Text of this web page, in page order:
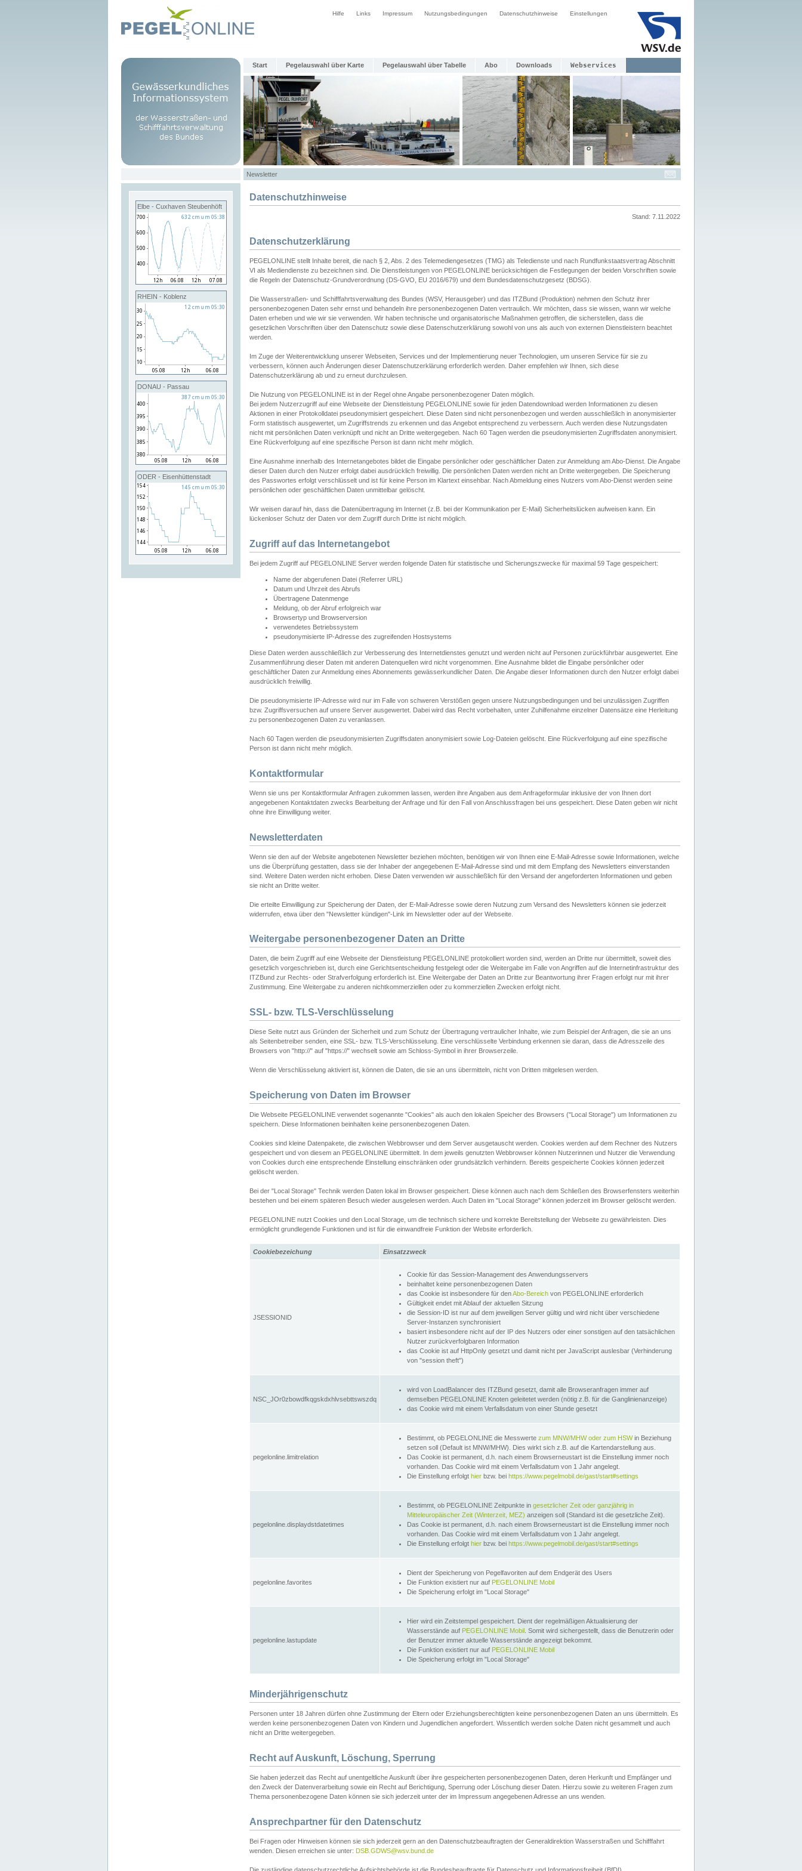
Hilfe Links Impressum Nutzungsbedingungen Datenschutzhinweise Einstellungen
Start Pegelauswahl über Karte Pegelauswahl über Tabelle Abo Downloads Webservices
Newsletter
Elbe - Cuxhaven Steubenhöft
RHEIN - Koblenz
DONAU - Passau
ODER - Eisenhüttenstadt
Datenschutzhinweise
Stand: 7.11.2022
Datenschutzerklärung
PEGELONLINE stellt Inhalte bereit, die nach § 2, Abs. 2 des Telemediengesetzes (TMG) als Teledienste und nach Rundfunkstaatsvertrag Abschnitt
VI als Mediendienste zu bezeichnen sind. Die Dienstleistungen von PEGELONLINE berücksichtigen die Festlegungen der beiden Vorschriften sowie
die Regeln der Datenschutz-Grundverordnung (DS-GVO, EU 2016/679) und dem Bundesdatenschutzgesetz (BDSG).
Die Wasserstraßen- und Schifffahrtsverwaltung des Bundes (WSV, Herausgeber) und das ITZBund (Produktion) nehmen den Schutz ihrer
personenbezogenen Daten sehr ernst und behandeln ihre personenbezogenen Daten vertraulich. Wir möchten, dass sie wissen, wann wir welche
Daten erheben und wie wir sie verwenden. Wir haben technische und organisatorische Maßnahmen getroffen, die sicherstellen, dass die
gesetzlichen Vorschriften über den Datenschutz sowie diese Datenschutzerklärung sowohl von uns als auch von externen Dienstleistern beachtet
werden.
Im Zuge der Weiterentwicklung unserer Webseiten, Services und der Implementierung neuer Technologien, um unseren Service für sie zu
verbessern, können auch Änderungen dieser Datenschutzerklärung erforderlich werden. Daher empfehlen wir Ihnen, sich diese
Datenschutzerklärung ab und zu erneut durchzulesen.
Die Nutzung von PEGELONLINE ist in der Regel ohne Angabe personenbezogener Daten möglich.
Bei jedem Nutzerzugriff auf eine Webseite der Dienstleistung PEGELONLINE sowie für jeden Datendownload werden Informationen zu diesen
Aktionen in einer Protokolldatei pseudonymisiert gespeichert. Diese Daten sind nicht personenbezogen und werden ausschließlich in anonymisierter
Form statistisch ausgewertet, um Zugriffstrends zu erkennen und das Angebot entsprechend zu verbessern. Auch werden diese Nutzungsdaten
nicht mit persönlichen Daten verknüpft und nicht an Dritte weitergegeben. Nach 60 Tagen werden die pseudonymisierten Zugriffsdaten anonymisiert.
Eine Rückverfolgung auf eine spezifische Person ist dann nicht mehr möglich.
Eine Ausnahme innerhalb des Internetangebotes bildet die Eingabe persönlicher oder geschäftlicher Daten zur Anmeldung am Abo-Dienst. Die Angabe
dieser Daten durch den Nutzer erfolgt dabei ausdrücklich freiwillig. Die persönlichen Daten werden nicht an Dritte weitergegeben. Die Speicherung
des Passwortes erfolgt verschlüsselt und ist für keine Person im Klartext einsehbar. Nach Abmeldung eines Nutzers vom Abo-Dienst werden seine
persönlichen oder geschäftlichen Daten unmittelbar gelöscht.
Wir weisen darauf hin, dass die Datenübertragung im Internet (z.B. bei der Kommunikation per E-Mail) Sicherheitslücken aufweisen kann. Ein
lückenloser Schutz der Daten vor dem Zugriff durch Dritte ist nicht möglich.
Zugriff auf das Internetangebot
Bei jedem Zugriff auf PEGELONLINE Server werden folgende Daten für statistische und Sicherungszwecke für maximal 59 Tage gespeichert:
Name der abgerufenen Datei (Referrer URL)
Datum und Uhrzeit des Abrufs
Übertragene Datenmenge
Meldung, ob der Abruf erfolgreich war
Browsertyp und Browserversion
verwendetes Betriebssystem
pseudonymisierte IP-Adresse des zugreifenden Hostsystems
Diese Daten werden ausschließlich zur Verbesserung des Internetdienstes genutzt und werden nicht auf Personen zurückführbar ausgewertet. Eine
Zusammenführung dieser Daten mit anderen Datenquellen wird nicht vorgenommen. Eine Ausnahme bildet die Eingabe persönlicher oder
geschäftlicher Daten zur Anmeldung eines Abonnements gewässerkundlicher Daten. Die Angabe dieser Informationen durch den Nutzer erfolgt dabei
ausdrücklich freiwillig.
Die pseudonymisierte IP-Adresse wird nur im Falle von schweren Verstößen gegen unsere Nutzungsbedingungen und bei unzulässigen Zugriffen
bzw. Zugriffsversuchen auf unsere Server ausgewertet. Dabei wird das Recht vorbehalten, unter Zuhilfenahme einzelner Datensätze eine Herleitung
zu personenbezogenen Daten zu veranlassen.
Nach 60 Tagen werden die pseudonymisierten Zugriffsdaten anonymisiert sowie Log-Dateien gelöscht. Eine Rückverfolgung auf eine spezifische
Person ist dann nicht mehr möglich.
Kontaktformular
Wenn sie uns per Kontaktformular Anfragen zukommen lassen, werden ihre Angaben aus dem Anfrageformular inklusive der von Ihnen dort
angegebenen Kontaktdaten zwecks Bearbeitung der Anfrage und für den Fall von Anschlussfragen bei uns gespeichert. Diese Daten geben wir nicht
ohne ihre Einwilligung weiter.
Newsletterdaten
Wenn sie den auf der Website angebotenen Newsletter beziehen möchten, benötigen wir von Ihnen eine E-Mail-Adresse sowie Informationen, welche
uns die Überprüfung gestatten, dass sie der Inhaber der angegebenen E-Mail-Adresse sind und mit dem Empfang des Newsletters einverstanden
sind. Weitere Daten werden nicht erhoben. Diese Daten verwenden wir ausschließlich für den Versand der angeforderten Informationen und geben
sie nicht an Dritte weiter.
Die erteilte Einwilligung zur Speicherung der Daten, der E-Mail-Adresse sowie deren Nutzung zum Versand des Newsletters können sie jederzeit
widerrufen, etwa über den "Newsletter kündigen"-Link im Newsletter oder auf der Webseite.
Weitergabe personenbezogener Daten an Dritte
Daten, die beim Zugriff auf eine Webseite der Dienstleistung PEGELONLINE protokolliert worden sind, werden an Dritte nur übermittelt, soweit dies
gesetzlich vorgeschrieben ist, durch eine Gerichtsentscheidung festgelegt oder die Weitergabe im Falle von Angriffen auf die Internetinfrastruktur des
ITZBund zur Rechts- oder Strafverfolgung erforderlich ist. Eine Weitergabe der Daten an Dritte zur Beantwortung ihrer Fragen erfolgt nur mit ihrer
Zustimmung. Eine Weitergabe zu anderen nichtkommerziellen oder zu kommerziellen Zwecken erfolgt nicht.
SSL- bzw. TLS-Verschlüsselung
Diese Seite nutzt aus Gründen der Sicherheit und zum Schutz der Übertragung vertraulicher Inhalte, wie zum Beispiel der Anfragen, die sie an uns
als Seitenbetreiber senden, eine SSL- bzw. TLS-Verschlüsselung. Eine verschlüsselte Verbindung erkennen sie daran, dass die Adresszeile des
Browsers von "http://" auf "https://" wechselt sowie am Schloss-Symbol in ihrer Browserzeile.
Wenn die Verschlüsselung aktiviert ist, können die Daten, die sie an uns übermitteln, nicht von Dritten mitgelesen werden.
Speicherung von Daten im Browser
Die Webseite PEGELONLINE verwendet sogenannte "Cookies" als auch den lokalen Speicher des Browsers ("Local Storage") um Informationen zu
speichern. Diese Informationen beinhalten keine personenbezogenen Daten.
Cookies sind kleine Datenpakete, die zwischen Webbrowser und dem Server ausgetauscht werden. Cookies werden auf dem Rechner des Nutzers
gespeichert und von diesem an PEGELONLINE übermittelt. In dem jeweils genutzten Webbrowser können Nutzerinnen und Nutzer die Verwendung
von Cookies durch eine entsprechende Einstellung einschränken oder grundsätzlich verhindern. Bereits gespeicherte Cookies können jederzeit
gelöscht werden.
Bei der "Local Storage" Technik werden Daten lokal im Browser gespeichert. Diese können auch nach dem Schließen des Browserfensters weiterhin
bestehen und bei einem späteren Besuch wieder ausgelesen werden. Auch Daten im "Local Storage" können jederzeit im Browser gelöscht werden.
PEGELONLINE nutzt Cookies und den Local Storage, um die technisch sichere und korrekte Bereitstellung der Webseite zu gewährleisten. Dies
ermöglicht grundlegende Funktionen und ist für die einwandfreie Funktion der Website erforderlich.
Cookiebezeichung Einsatzzweck
JSESSIONID
Cookie für das Session-Management des Anwendungsservers
beinhaltet keine personenbezogenen Daten
das Cookie ist insbesondere für denAbo-Bereich von PEGELONLINE erforderlich
Gültigkeit endet mit Ablauf der aktuellen Sitzung
die Session-ID ist nur auf dem jeweiligen Server gültig und wird nicht über verschiedene
Server-Instanzen synchronisiert
basiert insbesondere nicht auf der IP des Nutzers oder einer sonstigen auf den tatsächlichen
Nutzer zurückverfolgbaren Information
das Cookie ist auf HttpOnly gesetzt und damit nicht per JavaScript auslesbar (Verhinderung
von "session theft")
NSC_JOr0zbowdfkqgskdxhlvsebttswszdq
wird von LoadBalancer des ITZBund gesetzt, damit alle Browseranfragen immer auf
demselben PEGELONLINE Knoten geleitetet werden (nötig z.B. für die Ganglinienanzeige)
das Cookie wird mit einem Verfallsdatum von einer Stunde gesetzt
pegelonline.limitrelation
Bestimmt, ob PEGELONLINE die Messwerte zum MNW/MHW oder zum HSWin Beziehung
setzen soll (Default ist MNW/MHW). Dies wirkt sich z.B. auf die Kartendarstellung aus.
Das Cookie ist permanent, d.h. nach einem Browserneustart ist die Einstellung immer noch
vorhanden. Das Cookie wird mit einem Verfallsdatum von 1 Jahr angelegt.
Die Einstellung erfolgt hier bzw. bei https://www.pegelmobil.de/gast/start#settings
pegelonline.displaydstdatetimes
Bestimmt, ob PEGELONLINE Zeitpunkte in gesetzlicher Zeit oder ganzjährig in
Mitteleuropäischer Zeit (Winterzeit, MEZ) anzeigen soll (Standard ist die gesetzliche Zeit).
Das Cookie ist permanent, d.h. nach einem Browserneustart ist die Einstellung immer noch
vorhanden. Das Cookie wird mit einem Verfallsdatum von 1 Jahr angelegt.
Die Einstellung erfolgt hier bzw. bei https://www.pegelmobil.de/gast/start#settings
pegelonline.favorites
Dient der Speicherung von Pegelfavoriten auf dem Endgerät des Users
Die Funktion existiert nur auf PEGELONLINE Mobil
Die Speicherung erfolgt im "Local Storage"
pegelonline.lastupdate
Hier wird ein Zeitstempel gespeichert. Dient der regelmäßigen Aktualisierung der
Wasserstände auf PEGELONLINE Mobil . Somit wird sichergestellt, dass die Benutzerin oder
der Benutzer immer aktuelle Wasserstände angezeigt bekommt.
Die Funktion existiert nur auf PEGELONLINE Mobil
Die Speicherung erfolgt im "Local Storage"
Minderjährigenschutz
Personen unter 18 Jahren dürfen ohne Zustimmung der Eltern oder Erziehungsberechtigten keine personenbezogenen Daten an uns übermitteln. Es
werden keine personenbezogenen Daten von Kindern und Jugendlichen angefordert. Wissentlich werden solche Daten nicht gesammelt und auch
nicht an Dritte weitergegeben.
Recht auf Auskunft, Löschung, Sperrung
Sie haben jederzeit das Recht auf unentgeltliche Auskunft über ihre gespeicherten personenbezogenen Daten, deren Herkunft und Empfänger und
den Zweck der Datenverarbeitung sowie ein Recht auf Berichtigung, Sperrung oder Löschung dieser Daten. Hierzu sowie zu weiteren Fragen zum
Thema personenbezogene Daten können sie sich jederzeit unter der im Impressum angegebenen Adresse an uns wenden.
Ansprechpartner für den Datenschutz
Bei Fragen oder Hinweisen können sie sich jederzeit gern an den Datenschutzbeauftragten der Generaldirektion Wasserstraßen und Schifffahrt
wenden. Diesen erreichen sie unter: DSB.GDWS@wsv.bund.de